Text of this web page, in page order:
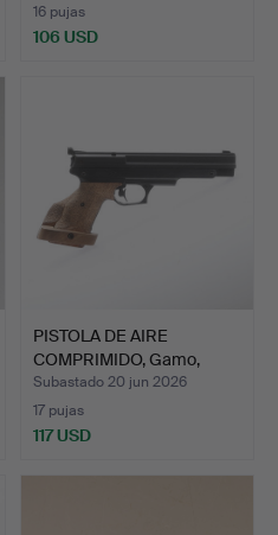
16 pujas
106 USD
PISTOLA DE AIRE
COMPRIMIDO, Gamo,
calibre …
Subastado 20 jun 2026
17 pujas
117 USD